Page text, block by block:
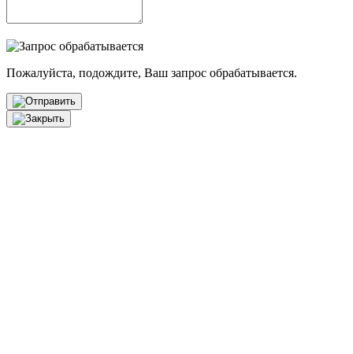
Пожалуйста, подождите, Ваш запрос обрабатывается.